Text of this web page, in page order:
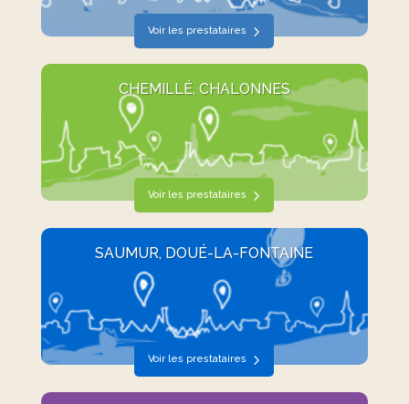
Voir les prestataires
CHEMILLÉ, CHALONNES
Voir les prestataires
SAUMUR, DOUÉ-LA-FONTAINE
Voir les prestataires